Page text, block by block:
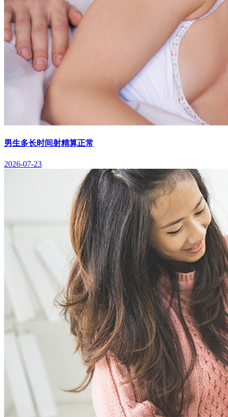
男生多长时间射精算正常
2026-07-23